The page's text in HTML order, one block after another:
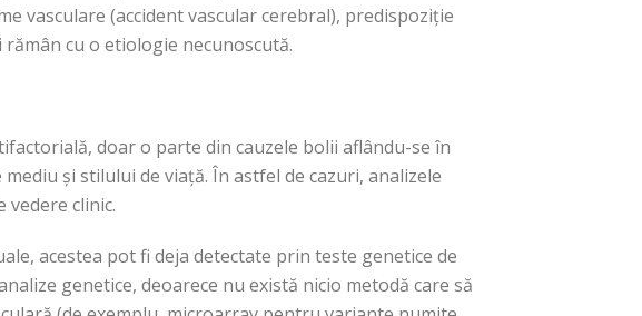
vasculare (accident vascular cerebral), predispoziție
cu o etiologie necunoscută.
doar o parte din cauzele bolii aflându-se în
și stilului de viață. În astfel de cazuri, analizele
clinic.
acestea pot fi deja detectate prin teste genetice de
genetice, deoarece nu există nicio metodă care să